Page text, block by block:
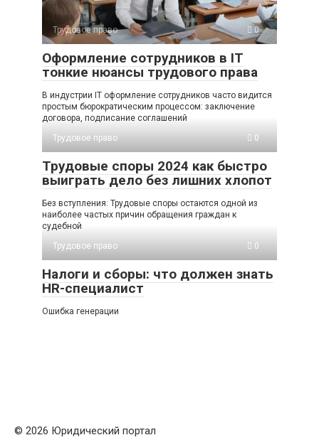
Трудовое право 0
Оформление сотрудников в IT
тонкие нюансы трудового права
В индустрии IT оформление сотрудников часто видится
простым бюрократическим процессом: заключение
договора, подписание соглашений
Трудовое право
0
Трудовые споры 2024 как быстро
выиграть дело без лишних хлопот
Без вступления: Трудовые споры остаются одной из
наиболее частых причин обращения граждан к
судебной
Трудовое право
0
Налоги и сборы: что должен знать
HR-специалист
Ошибка генерации
© 2026 Юридический портал